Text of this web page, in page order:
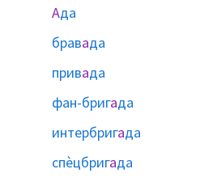
Ада
бравада
привада
фан-бригада
интербригада
спѐцбригада